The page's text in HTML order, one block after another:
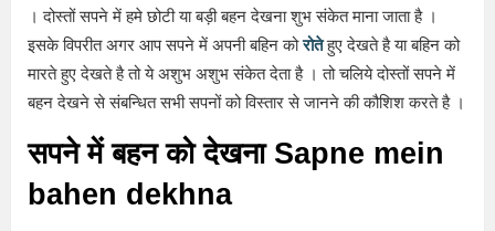
। दोस्तों सपने में हमे छोटी या बड़ी बहन देखना शुभ संकेत माना जाता है ।
इसके विपरीत अगर आप सपने में अपनी बहिन कोरोतेहुए देखते है या बहिन को
मारते हुए देखते है तो ये अशुभ अशुभ संकेत देता है । तो चलिये दोस्तों सपने में
बहन देखने से संबन्धित सभी सपनों को विस्तार से जानने की कौशिश करते है ।
सपने में बहन को देखना Sapne mein
bahen dekhna